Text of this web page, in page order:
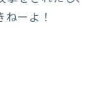
ーよ！